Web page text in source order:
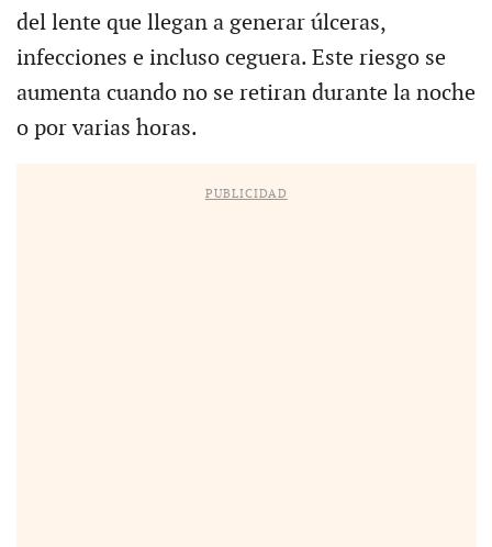
del lente que llegan a generar úlceras,
infecciones e incluso ceguera. Este riesgo se
aumenta cuando no se retiran durante la noche
o por varias horas.
PUBLICIDAD